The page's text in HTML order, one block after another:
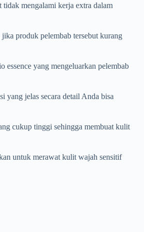
mengalami kerja extra dalam
produk pelembab tersebut kurang
yang mengeluarkan pelembab
yang jelas secara detail Anda bisa
cukup tinggi sehingga membuat kulit
untuk merawat kulit wajah sensitif